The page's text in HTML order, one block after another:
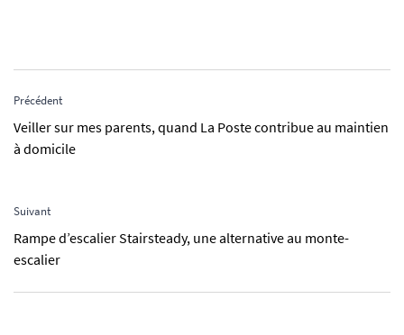
Précédent
Veiller sur mes parents, quand La Poste contribue au maintien
à domicile
Suivant
Rampe d’escalier Stairsteady, une alternative au monte-
escalier